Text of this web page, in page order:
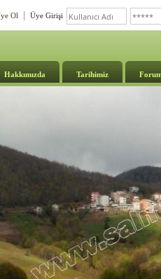
Ol Üye Girişi
Hakkımızda Tarihimiz